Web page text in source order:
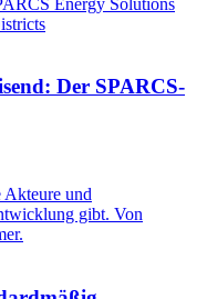
Der SPARCS-